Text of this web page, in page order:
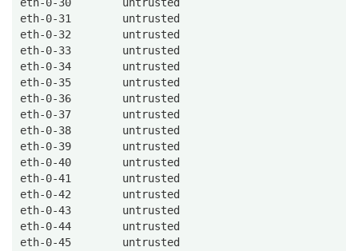
eth-0-31        untrusted
eth-0-32        untrusted
eth-0-33        untrusted
eth-0-34        untrusted
eth-0-35        untrusted
eth-0-36        untrusted
eth-0-37        untrusted
eth-0-38        untrusted
eth-0-39        untrusted
eth-0-40        untrusted
eth-0-41        untrusted
eth-0-42        untrusted
eth-0-43        untrusted
eth-0-44        untrusted
eth-0-45        untrusted